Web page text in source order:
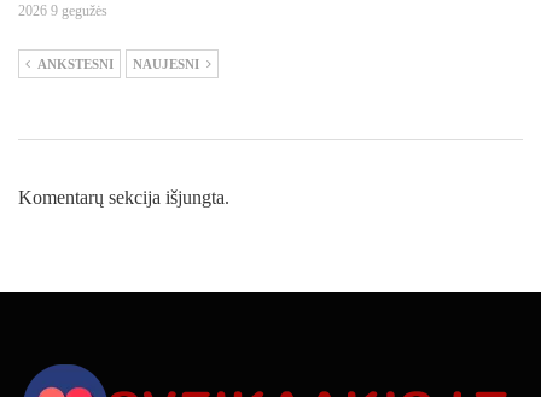
2026 9 gegužės
ANKSTESNI NAUJESNI
Komentarų sekcija išjungta.